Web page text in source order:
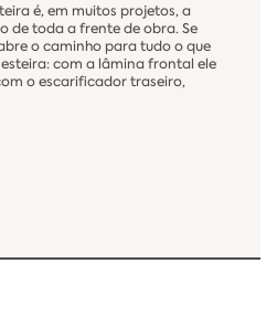
é, em muitos projetos, a
de toda a frente de obra. Se
o caminho para tudo o que
com a lâmina frontal ele
o escarificador traseiro,